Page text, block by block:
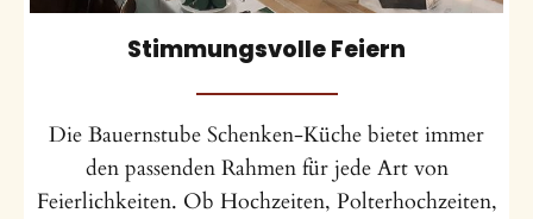
Stimmungsvolle Feiern
Die Bauernstube Schenken-Küche bietet immer
den passenden Rahmen für jede Art von
Feierlichkeiten. Ob Hochzeiten, Polterhochzeiten,